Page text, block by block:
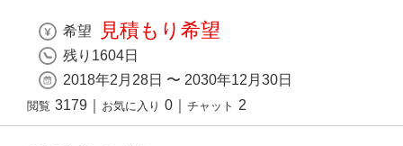
希望 見積もり希望
残り1604日
2018年2月28日 〜 2030年12月30日
閲覧 3179 お気に入り 0 チャット 2